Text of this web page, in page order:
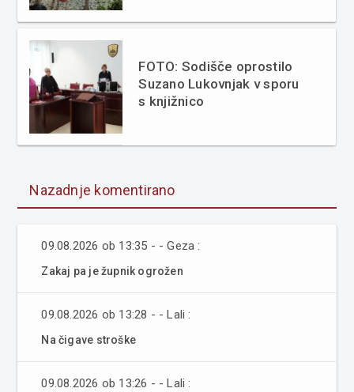
FOTO: Sodišče oprostilo
Suzano Lukovnjak v sporu
s knjižnico
Nazadnje komentirano
09.08.2026 ob 13:35 - - Geza :
Zakaj pa je župnik ogrožen
09.08.2026 ob 13:28 - - Lali :
Na čigave stroške
09.08.2026 ob 13:26 - - Lali :